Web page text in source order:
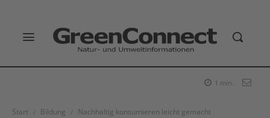
1 min.
Start Bildung Nachhaltig konsumieren leicht gemacht